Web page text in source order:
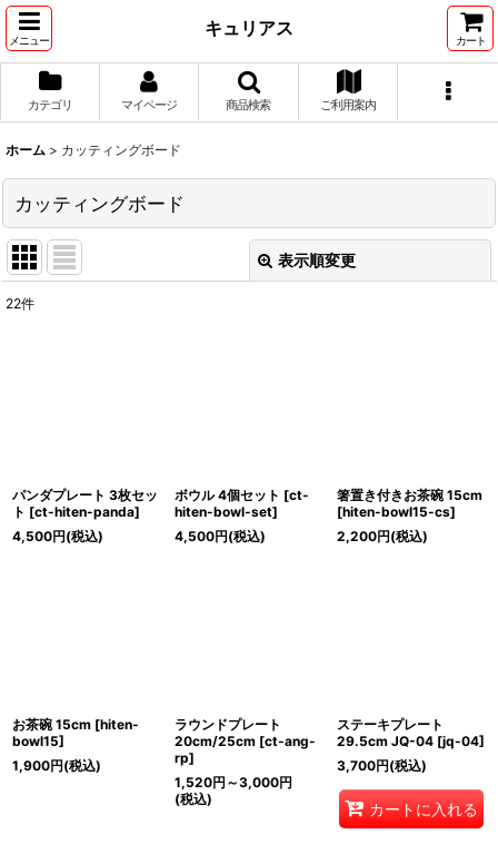
メニュー
キュリアス
カート
カテゴリ マイページ 商品検索 ご利用案内
ホーム > カッティングボード
カッティングボード
表示順変更
22件
パンダプレート 3枚セッ
ト [ct-hiten-panda]
4,500円(税込)
ボウル 4個セット [ct-
hiten-bowl-set]
4,500円(税込)
箸置き付きお茶碗 15cm
[hiten-bowl15-cs]
2,200円(税込)
お茶碗 15cm [hiten-
bowl15]
1,900円(税込)
ラウンドプレート
20cm/25cm [ct-ang-
rp]
1,520円 ～3,000円
(税込)
ステーキプレート
29.5cm JQ-04 [jq-04]
3,700円(税込)
カートに入れる